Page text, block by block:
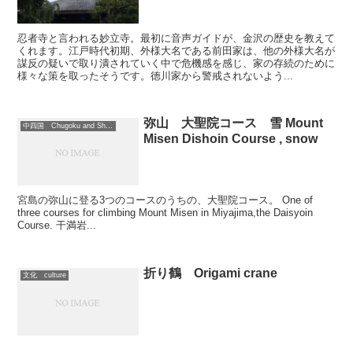
忍者寺と言われる妙立寺。最初に音声ガイドが、金沢の歴史を教えて
くれます。江戸時代初期、外様大名である前田家は、他の外様大名が
謀反の疑いで取り潰されていく中で危機感を感じ、家の存続のために
様々な策を取ったそうです。徳川家から警戒されないよう...
中四国 Chugoku and Shikoku region
弥山 大聖院コース 雪 Mount
Misen Dishoin Course , snow
宮島の弥山に登る3つのコースのうちの、大聖院コース。 One of
three courses for climbing Mount Misen in Miyajima,the Daisyoin
Course. 干満岩...
文化 culture 折り鶴 Origami crane